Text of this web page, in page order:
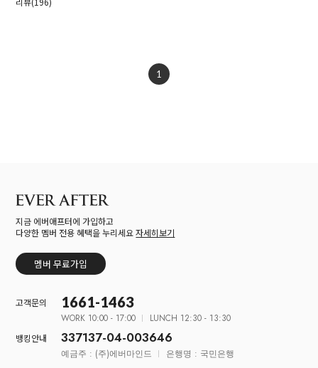
1
지금 에버애프터에 가입하고
다양한 멤버 전용 혜택을 누리세요자세히보기
멤버 무료가입
고객문의 1661-1463
WORK 10:00 - 17:00 LUNCH 12:30 - 13:30
뱅킹안내 337137-04-003646
예금주 : (주)에버마인드 은행명 : 국민은행